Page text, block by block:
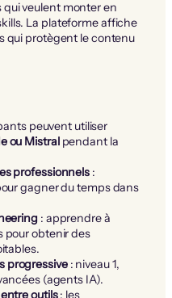
qui veulent monter en
La plateforme affiche
qui protègent le contenu
peuvent utiliser
ou Mistralpendant la
professionnels :
gagner du temps dans
: apprendre à
pour obtenir des
progressive: niveau 1,
(agents IA).
outils: les